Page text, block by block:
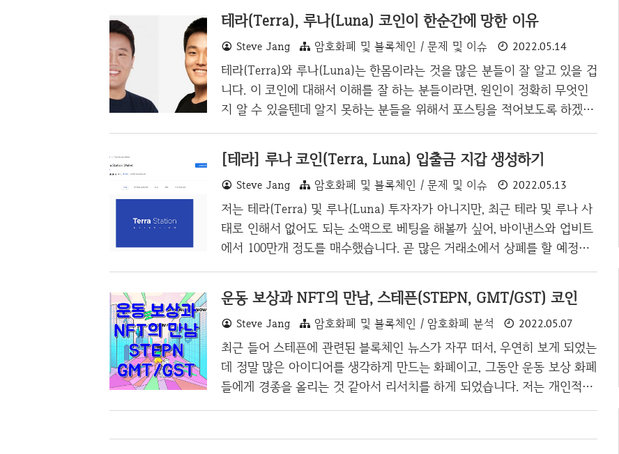
테라(Terra), 루나(Luna) 코인이 한순간에 망한 이유
Steve Jang 암호화폐 및 블록체인 / 문제 및 이슈 2022.05.14
테라(Terra)와 루나(Luna)는 한몸이라는 것을 많은 분들이 잘 알고 있을 겁
니다. 이 코인에 대해서 이해를 잘 하는 분들이라면, 원인이 정확히 무엇인
지 알 수 있을텐데 알지 못하는 분들을 위해서 포스팅을 적어보도록 하겠습
에 따라 가격이 흔들리지 말아야 하며, 그러기 위해서는 스테이블 코인이 필
요하다라고 생각하여 신현성 티켓 몬스터 창립자와 권도형 전 애플 엔지니
어가 협력하여 테라를 만들게 됩니다. 테라는 국내 코인으로 시총 10위권안
에 안착하며 성공적인 코인으로 급부상하게 되며, 시총이 몇십조원까지 가
는 등 메이저 코인으로 승승장구하게 됩니다. 그러나, 테라 코인(UST)과 루
나(Luna) 코인은 쉽게 이해하기 힘든 알고리즘으..
[테라] 루나 코인(Terra, Luna) 입출금 지갑 생성하기
Steve Jang 암호화폐 및 블록체인 / 문제 및 이슈 2022.05.13
저는 테라(Terra) 및 루나(Luna) 투자자가 아니지만, 최근 테라 및 루나 사
태로 인해서 없어도 되는 소액으로 베팅을 해볼까 싶어, 바이낸스와 업비트
에서 100만개 정도를 매수했습니다. 곧 많은 거래소에서 상폐를 할 예정으
BUSD로 매수가 가능했기에 기존에 레이븐을 매도하고, 테라를 엄청나게
낮은 금액으로 매수를 한 것 같습니다. 업비트의 경우 비트코인으로 매수가
가능한데 비트코인으로 거래할 수 있는 최소 사토시까지 가격이 내려앉았습
니다. 지금 루나는 패닉셀 + 알고리즘으로 인해서 공급량이 계속 늘어나는
상황이라서, 사실 이전 가격으로 복구하는 것은 사실상 불가능합니다. 만약
에 이사태를 진정 시킬려면 다음과 같은 방법밖에 없..
운동 보상과 NFT의 만남, 스테픈(STEPN, GMT/GST) 코인
Steve Jang 암호화폐 및 블록체인 / 암호화폐 분석 2022.05.07
최근 들어 스테픈에 관련된 블록체인 뉴스가 자꾸 떠서, 우연히 보게 되었는
데 정말 많은 아이디어를 생각하게 만드는 화폐이고, 그동안 운동 보상 화폐
들에게 경종을 올리는 것 같아서 리서치를 하게 되었습니다. 저는 개인적으
끝물인가? 생각을 하게 만들었는데 스테픈은 NFT의 한계를 다른 방식으로